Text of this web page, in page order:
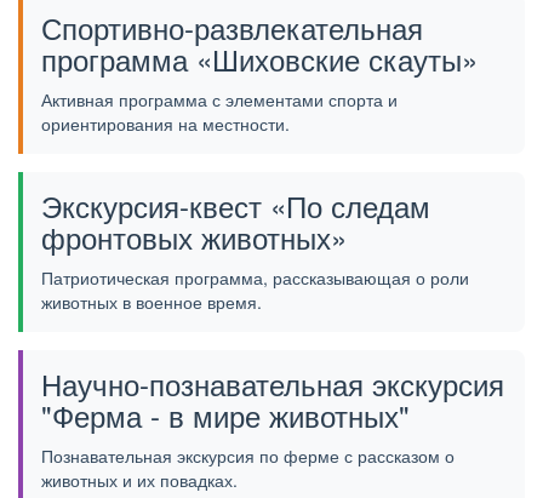
Спортивно-развлекательная
программа «Шиховские скауты»
Активная программа с элементами спорта и
ориентирования на местности.
Экскурсия-квест «По следам
фронтовых животных»
Патриотическая программа, рассказывающая о роли
животных в военное время.
Научно-познавательная экскурсия
"Ферма - в мире животных"
Познавательная экскурсия по ферме с рассказом о
животных и их повадках.